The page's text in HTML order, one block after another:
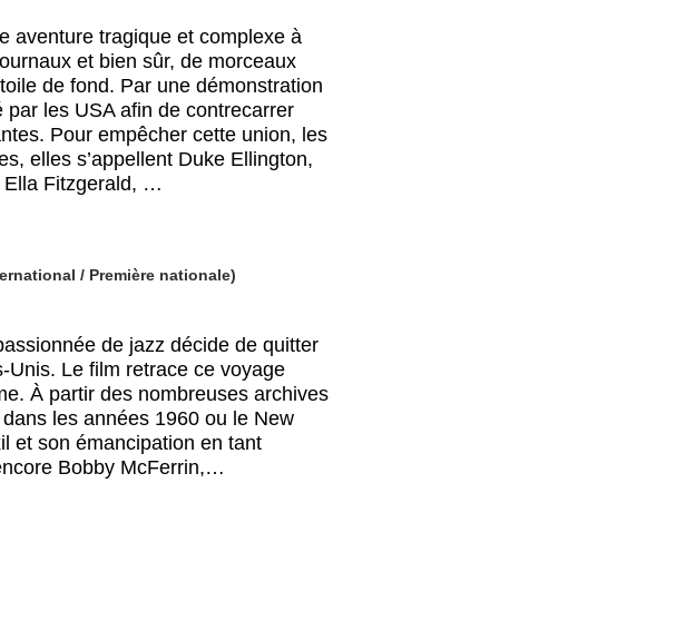
aventure tragique et complexe à
et bien sûr, de morceaux
de fond. Par une démonstration
les USA afin de contrecarrer
Pour empêcher cette union, les
elles s’appellent Duke Ellington,
Ella Fitzgerald, …
/ Première nationale)
de jazz décide de quitter
Unis. Le film retrace ce voyage
À partir des nombreuses archives
les années 1960 ou le New
et son émancipation en tant
Bobby McFerrin,…